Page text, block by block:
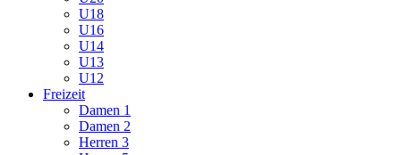
U18
U16
U14
U13
U12
Freizeit
Damen 1
Damen 2
Herren 3